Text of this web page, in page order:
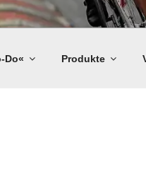
Do« Produkte